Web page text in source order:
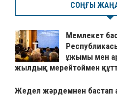
СОҢҒЫ
Мемлекет
ұжымы мен
жылдық мерейтоймен
Жедел жәрдемнен бастап